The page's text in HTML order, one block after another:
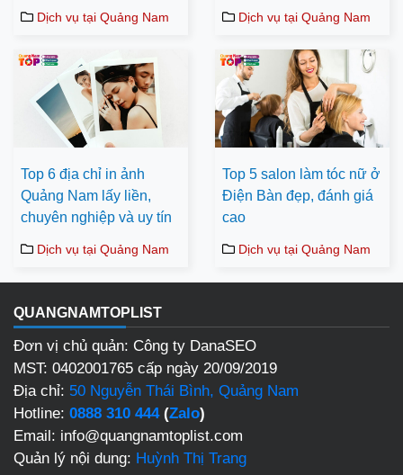
Dịch vụ tại Quảng Nam Dịch vụ tại Quảng Nam
Top 6 địa chỉ in ảnh
Quảng Nam lấy liền,
chuyên nghiệp và uy tín
Dịch vụ tại Quảng Nam
Top 5 salon làm tóc nữ ở
Điện Bàn đẹp, đánh giá
cao
Dịch vụ tại Quảng Nam
QUANGNAMTOPLIST
Đơn vị chủ quản: Công ty DanaSEO
MST: 0402001765 cấp ngày 20/09/2019
Địa chỉ: 50 Nguyễn Thái Bình, Quảng Nam
Hotline: 0888 310 444(Zalo)
Email: info@quangnamtoplist.com
Quản lý nội dung: Huỳnh Thị Trang